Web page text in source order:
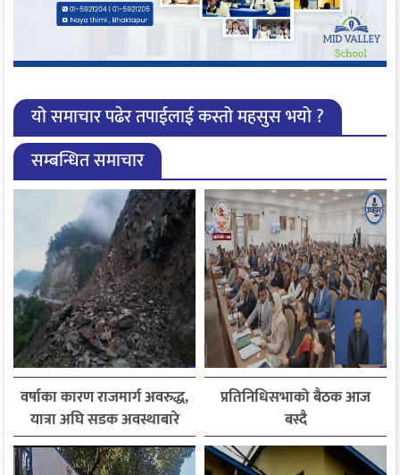
यो समाचार पढेर तपाईलाई कस्तो महसुस भयो ?
सम्बन्धित समाचार
वर्षाका कारण राजमार्ग अवरुद्ध,
यात्रा अघि सडक अवस्थाबारे
जानकारी लिन आग्रह
प्रतिनिधिसभाको बैठक आज
बस्दै